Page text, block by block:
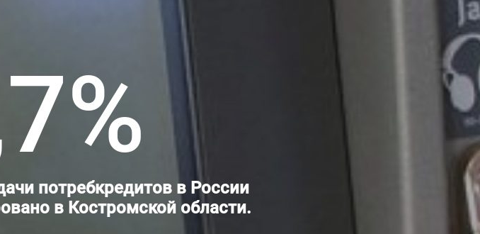
потребкредитов в России
в Костромской области.